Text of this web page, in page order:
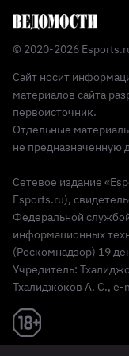
© 2020-2026
Сайт носит
материалов сайта
первоисточник.
Отдельные
не предназначенную
Сетевое издание
Esports.ru),
Федеральной
информационных
(Роскомнадзор) 19
Учредитель:
Тхалиджоков А. С., e-